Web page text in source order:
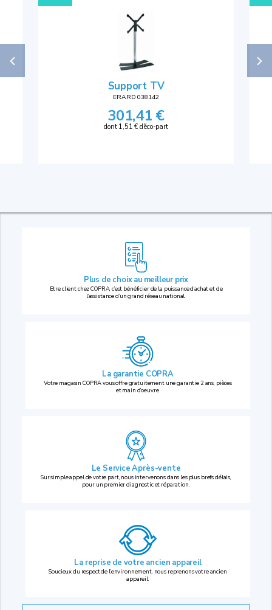
Support TV
ERARD 038142
301,41 €
dont 1,51 € d'éco-part
Plus de choix au meilleur prix
Etre client chez COPRA, c’est bénéficier de la puissance d’achat et de
l’assistance d’un grand réseau national.
La garantie COPRA
Votre magasin COPRA vous offre gratuitement une garantie 2 ans, pièces
et main d’oeuvre.
Le Service Après-vente
Sur simple appel de votre part, nous intervenons dans les plus brefs délais,
pour un premier diagnostic et réparation.
La reprise de votre ancien appareil
Soucieux du respect de l’environnement, nous reprenons votre ancien
appareil.